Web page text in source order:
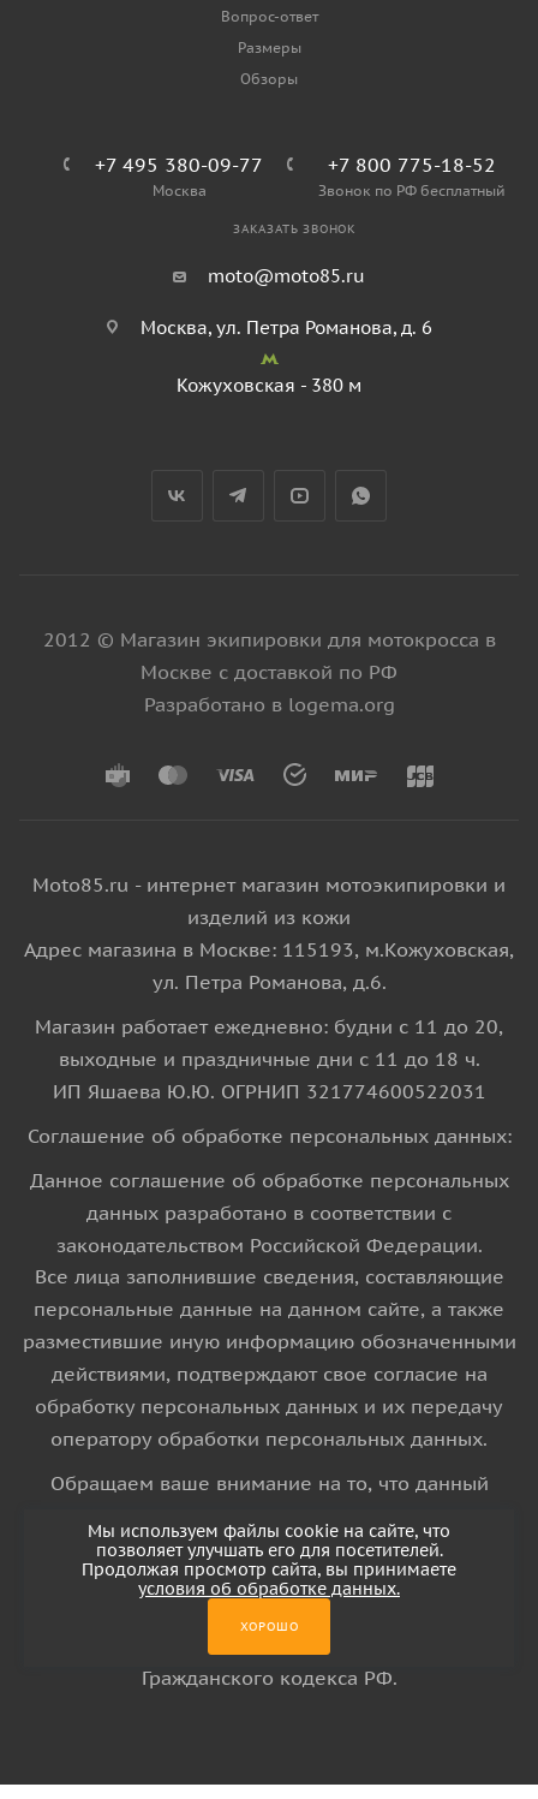
Вопрос-ответ
Размеры
Обзоры
+7 495 380-09-77
Москва
+7 800 775-18-52
Звонок по РФ бесплатный
ЗАКАЗАТЬ ЗВОНОК
moto@moto85.ru
Москва, ул. Петра Романова, д. 6
Кожуховская - 380 м
2012 © Магазин экипировки для мотокросса в
Москве с доставкой по РФ
Разработано в logema.org
Moto85.ru - интернет магазин мотоэкипировки и
изделий из кожи
Адрес магазина в Москве: 115193, м.Кожуховская,
ул. Петра Романова, д.6.
Магазин работает ежедневно: будни с 11 до 20,
выходные и праздничные дни с 11 до 18 ч.
ИП Яшаева Ю.Ю. ОГРНИП 321774600522031
Соглашение об обработке персональных данных:
Данное соглашение об обработке персональных
данных разработано в соответствии с
законодательством Российской Федерации.
Все лица заполнившие сведения, составляющие
персональные данные на данном сайте, а также
разместившие иную информацию обозначенными
действиями, подтверждают свое согласие на
обработку персональных данных и их передачу
оператору обработки персональных данных.
Обращаем ваше внимание на то, что данный
информационный характер и ни при каких
условиях информационные материалы и цены,
Гражданского кодекса РФ.
Мы используем файлы cookie на сайте, что
позволяет улучшать его для посетителей.
Продолжая просмотр сайта, вы принимаете
условия об обработке данных.
ХОРОШО